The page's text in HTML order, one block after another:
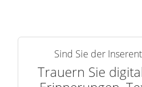
Sind Sie der
Trauern Sie